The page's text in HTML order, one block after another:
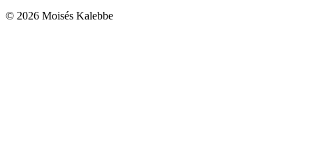
© 2026 Moisés Kalebbe